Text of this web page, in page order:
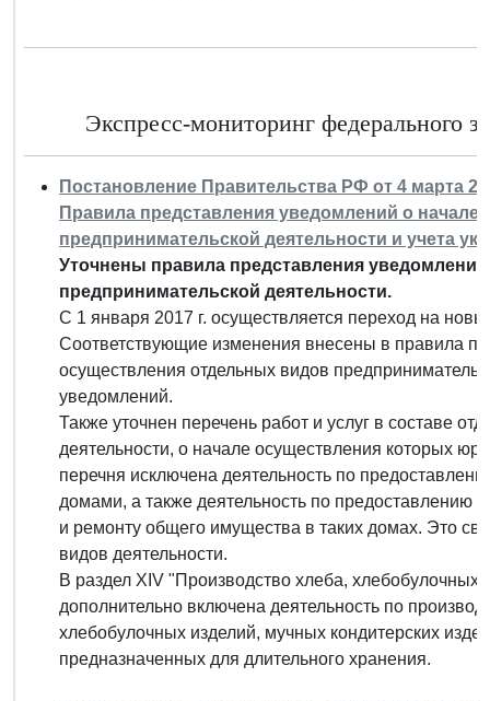
Экспресс-мониторинг федерального
Постановление Правительства РФ от 4 марта
Правила представления уведомлений о
предпринимательской деятельности и учета
Уточнены правила представления
предпринимательской деятельности.
С 1 января 2017 г. осуществляется переход на
Соответствующие изменения внесены в правила
осуществления отдельных видов
уведомлений.
Также уточнен перечень работ и услуг в составе
деятельности, о начале осуществления которых
перечня исключена деятельность по
домами, а также деятельность по предоставлению
и ремонту общего имущества в таких домах. Это
видов деятельности.
В раздел XIV "Производство хлеба, хлебобулочных
дополнительно включена деятельность по
хлебобулочных изделий, мучных кондитерских
предназначенных для длительного хранения.